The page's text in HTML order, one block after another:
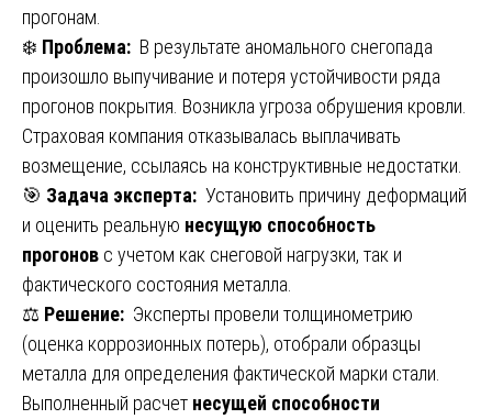
прогонам.
❄️ Проблема: В результате аномального снегопада
произошло выпучивание и потеря устойчивости ряда
прогонов покрытия. Возникла угроза обрушения кровли.
Страховая компания отказывалась выплачивать
возмещение, ссылаясь на конструктивные недостатки.
🎯 Задача эксперта: Установить причину деформаций
и оценить реальную несущую способность
прогонов с учетом как снеговой нагрузки, так и
фактического состояния металла.
⚖️ Решение: Эксперты провели толщинометрию
(оценка коррозионных потерь), отобрали образцы
металла для определения фактической марки стали.
Выполненный расчет несущей способности